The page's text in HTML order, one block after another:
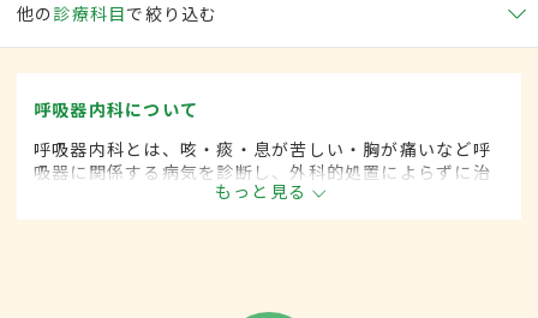
他の 診療科目で絞り込む
呼吸器内科について
呼吸器内科とは、咳・痰・息が苦しい・胸が痛いなど呼
吸器に関係する病気を診断し、外科的処置によらずに治
療する内科の一領域です。平成20年4月の制度改正前
は、呼吸器科と呼ばれていました。
もっと見る